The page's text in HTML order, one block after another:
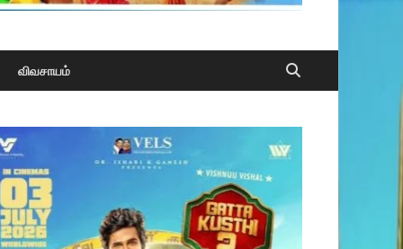
விவசாயம்